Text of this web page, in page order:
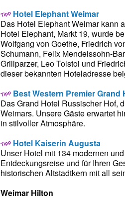
Hotel Elephant Weimar
Das Hotel Elephant Weimar kann
Hotel Elephant, Markt 19, wurde
Wolfgang von Goethe, Friedrich
Schumann, Felix Mendelssohn-
Grillparzer, Leo Tolstoi und
dieser bekannten Hoteladresse
Best Western Premier
Das Grand Hotel Russischer Hof,
Weimars. Unsere Gäste erwartet
in stilvoller Atmosphäre.
Hotel Kaiserin Augusta
Unser Hotel mit 134 modernen
Entdeckungsreise und für Ihren
historischen Altstadtkern mit all
Weimar Hilton